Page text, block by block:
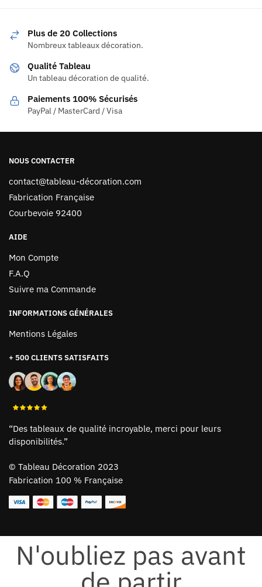
Plus de 20 Collections
Nombreux tableaux décoration.
Qualité Tableau
Un tableau décoration de qualité.
Paiements 100% Sécurisés
PayPal / MasterCard / Visa
NOUS CONTACTER
contact@tableau-décoration.com
Fabrication Française
Courbevoie 92400
AIDE
Mon Compte
F.A.Q
Suivre ma Commande
INFORMATIONS GÉNÉRALES
Mentions Légales
+ 500 CLIENTS SATISFAITS
“Des tableaux de qualité incroyable, merci pour leurs
disponibilités.”
© Tableau Décoration 2023
Fabrication 100 % Française
N'oubliez pas avant